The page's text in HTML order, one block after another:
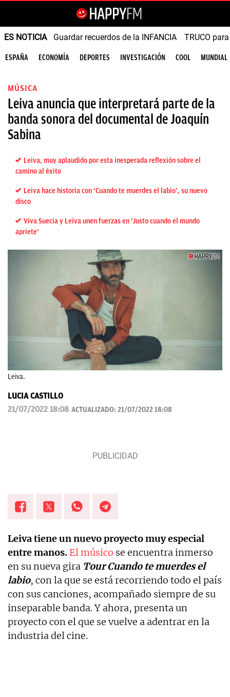
ES NOTICIA Guardar recuerdos de la INFANCIA TRUCO
ESPAÑA ECONOMÍA DEPORTES INVESTIGACIÓN COOL MUNDIAL
MÚSICA
Leiva anuncia que interpretará parte de la
banda sonora del documental de Joaquín
Sabina
Leiva, muy aplaudido por esta inesperada reflexión sobre el
camino al éxito
Leiva hace historia con ‘Cuando te muerdes el labio’, su nuevo
disco
Viva Suecia y Leiva unen fuerzas en ‘Justo cuando el mundo
apriete’
Leiva.
LUCIA CASTILLO
21/07/2022 18:08 ACTUALIZADO: 21/07/2022 18:08
Leiva tiene un nuevo proyecto muy especial
entre manos. El músico se encuentra inmerso
en su nueva gira Tour Cuando te muerdes el
labio, con la que se está recorriendo todo el país
con sus canciones, acompañado siempre de su
inseparable banda. Y ahora, presenta un
proyecto con el que se vuelve a adentrar en la
industria del cine.